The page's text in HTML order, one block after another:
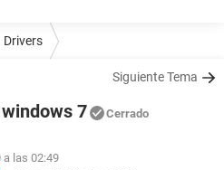
Drivers
Siguiente Tema
7 Cerrado
a las 02:49